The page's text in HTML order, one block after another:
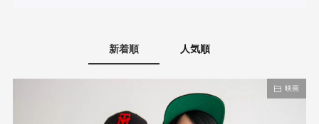
新着順 人気順
映画